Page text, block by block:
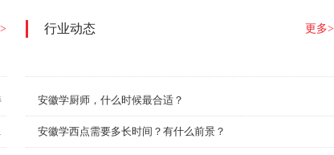
行业动态 更多>
安徽学厨师，什么时候最合适？
安徽学西点需要多长时间？有什么前景？